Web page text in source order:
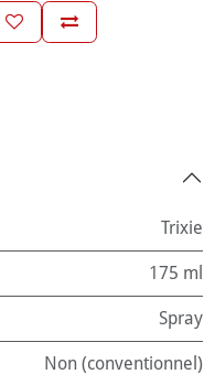
Trixie
175 ml
Spray
Non (conventionnel)